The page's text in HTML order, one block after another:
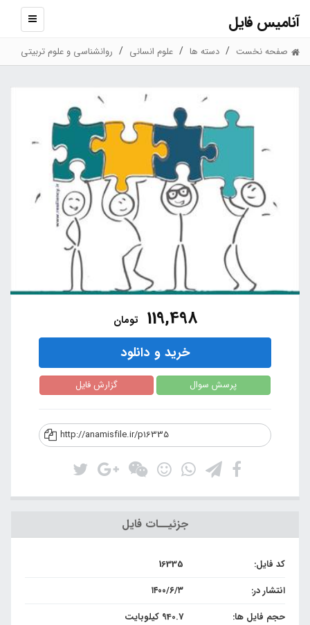
آنامیس فایل
نمایش
صفحه نخست دسته ها علوم انسانی روانشناسی و علوم تربیتی
119,498 تومان
خرید و دانلود
پرسش سوال گزارش فایل
http://anamisfile.ir/p16335
جزئیــات فایل
کد فایل:
16335
انتشار در:
۱۴۰۰/۶/۳
حجم فایل ها:
940.7 کیلوبایت